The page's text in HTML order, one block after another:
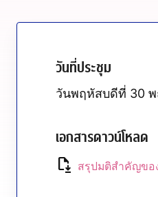
วันที่ประชุม
วันพฤหัสบดีที่ 30
เอกสารดาวน์โหลด
file_save สรุปมติสำคัญขอ